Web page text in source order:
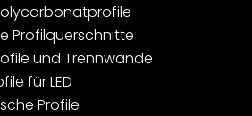
Profilquerschnitte
und Trennwände
für LED
Profile